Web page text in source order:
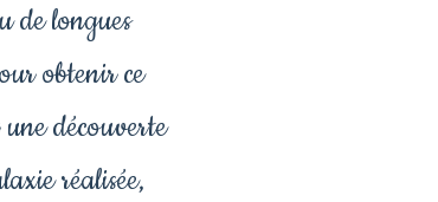
longues
obtenir ce
découverte
réalisée,